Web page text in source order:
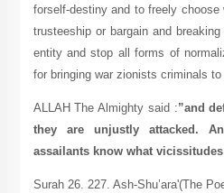
forself-destiny and to freely choose
trusteeship or bargain and
entity and stop all forms of
for bringing war zionists criminals to
ALLAH The Almighty said :”and
they are unjustly attacked.
assailants know what
Surah 26. 227. Ash-Shu’ara'(The